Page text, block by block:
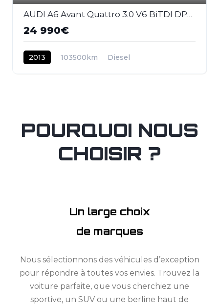
AUDI A6 Avant Quattro 3.0 V6 BiTDI DPF - 313 - BVA Tiptronic AVANT 2011 BREAK S-Line PHASE 1
24 990€
2013 103500km Diesel
POURQUOI NOUS
CHOISIR ?
Un large choix
de marques
Nous sélectionnons des véhicules d’exception
pour répondre à toutes vos envies. Trouvez la
voiture parfaite, que vous cherchiez une
sportive, un SUV ou une berline haut de